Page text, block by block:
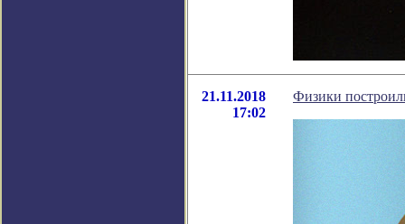
21.11.2018
17:02
Физики